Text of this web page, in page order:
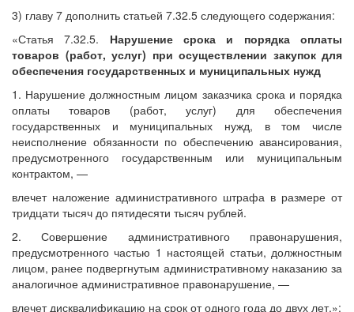
3) главу 7 дополнить статьей 7.32.5 следующего содержания:
«Статья 7.32.5. Нарушение срока и порядка оплаты
товаров (работ, услуг) при осуществлении закупок для
обеспечения государственных и муниципальных нужд
1. Нарушение должностным лицом заказчика срока и порядка
оплаты товаров (работ, услуг) для обеспечения
государственных и муниципальных нужд, в том числе
неисполнение обязанности по обеспечению авансирования,
предусмотренного государственным или муниципальным
контрактом, —
влечет наложение административного штрафа в размере от
тридцати тысяч до пятидесяти тысяч рублей.
2. Совершение административного правонарушения,
предусмотренного частью 1 настоящей статьи, должностным
лицом, ранее подвергнутым административному наказанию за
аналогичное административное правонарушение, —
влечет дисквалификацию на срок от одного года до двух лет.»;